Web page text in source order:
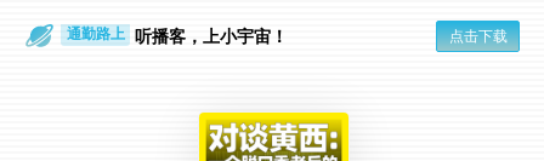
通勤路上 听播客，上小宇宙！ 点击下载